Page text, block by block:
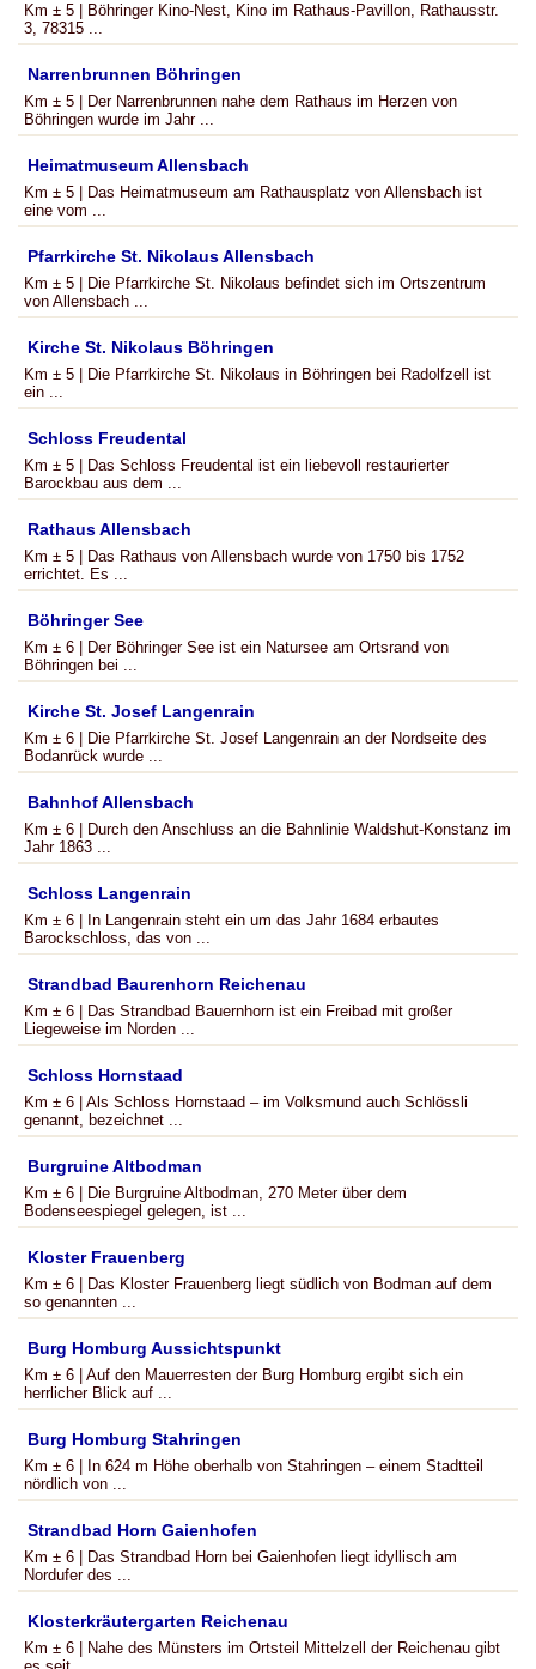
Km ± 5 | Böhringer Kino-Nest, Kino im Rathaus-Pavillon, Rathausstr.
3, 78315 ...
Narrenbrunnen Böhringen
Km ± 5 | Der Narrenbrunnen nahe dem Rathaus im Herzen von
Böhringen wurde im Jahr ...
Heimatmuseum Allensbach
Km ± 5 | Das Heimatmuseum am Rathausplatz von Allensbach ist
eine vom ...
Pfarrkirche St. Nikolaus Allensbach
Km ± 5 | Die Pfarrkirche St. Nikolaus befindet sich im Ortszentrum
von Allensbach ...
Kirche St. Nikolaus Böhringen
Km ± 5 | Die Pfarrkirche St. Nikolaus in Böhringen bei Radolfzell ist
ein ...
Schloss Freudental
Km ± 5 | Das Schloss Freudental ist ein liebevoll restaurierter
Barockbau aus dem ...
Rathaus Allensbach
Km ± 5 | Das Rathaus von Allensbach wurde von 1750 bis 1752
errichtet. Es ...
Böhringer See
Km ± 6 | Der Böhringer See ist ein Natursee am Ortsrand von
Böhringen bei ...
Kirche St. Josef Langenrain
Km ± 6 | Die Pfarrkirche St. Josef Langenrain an der Nordseite des
Bodanrück wurde ...
Bahnhof Allensbach
Km ± 6 | Durch den Anschluss an die Bahnlinie Waldshut-Konstanz im
Jahr 1863 ...
Schloss Langenrain
Km ± 6 | In Langenrain steht ein um das Jahr 1684 erbautes
Barockschloss, das von ...
Strandbad Baurenhorn Reichenau
Km ± 6 | Das Strandbad Bauernhorn ist ein Freibad mit großer
Liegeweise im Norden ...
Schloss Hornstaad
Km ± 6 | Als Schloss Hornstaad – im Volksmund auch Schlössli
genannt, bezeichnet ...
Burgruine Altbodman
Km ± 6 | Die Burgruine Altbodman, 270 Meter über dem
Bodenseespiegel gelegen, ist ...
Kloster Frauenberg
Km ± 6 | Das Kloster Frauenberg liegt südlich von Bodman auf dem
so genannten ...
Burg Homburg Aussichtspunkt
Km ± 6 | Auf den Mauerresten der Burg Homburg ergibt sich ein
herrlicher Blick auf ...
Burg Homburg Stahringen
Km ± 6 | In 624 m Höhe oberhalb von Stahringen – einem Stadtteil
nördlich von ...
Strandbad Horn Gaienhofen
Km ± 6 | Das Strandbad Horn bei Gaienhofen liegt idyllisch am
Nordufer des ...
Klosterkräutergarten Reichenau
Km ± 6 | Nahe des Münsters im Ortsteil Mittelzell der Reichenau gibt